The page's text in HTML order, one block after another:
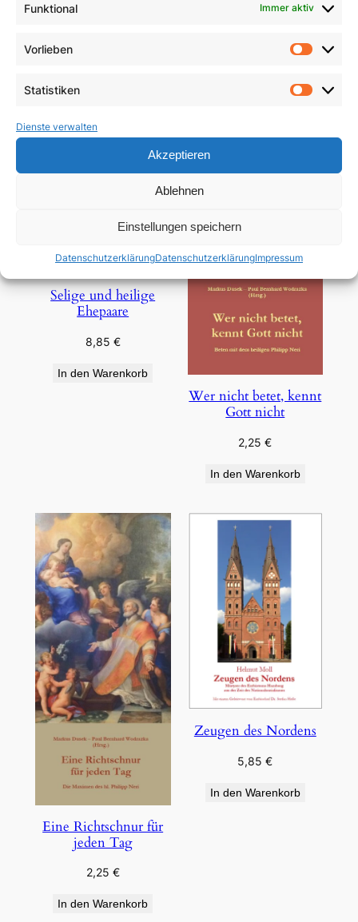
Funktional Immer aktiv
Vorlieben
Statistiken
Dienste verwalten
Akzeptieren
Ablehnen
Einstellungen speichern
DatenschutzerklärungDatenschutzerklärungImpressum
29,85€
Selige und heilige
Ehepaare
8,85 €
In den Warenkorb
Wer nicht betet, kennt
Gott nicht
2,25€
In den Warenkorb
Eine Richtschnur für
jeden Tag
2,25 €
In den Warenkorb
Zeugen des Nordens
5,85€
In den Warenkorb